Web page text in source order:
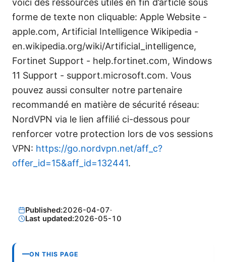
voici des ressources utiles en fin d’article sous
forme de texte non cliquable: Apple Website -
apple.com, Artificial Intelligence Wikipedia -
en.wikipedia.org/wiki/Artificial_intelligence,
Fortinet Support - help.fortinet.com, Windows
11 Support - support.microsoft.com. Vous
pouvez aussi consulter notre partenaire
recommandé en matière de sécurité réseau:
NordVPN via le lien affilié ci-dessous pour
renforcer votre protection lors de vos sessions
VPN: https://go.nordvpn.net/aff_c?
offer_id=15&aff_id=132441.
Published:2026-04-07·
Last updated:2026-05-10
ON THIS PAGE